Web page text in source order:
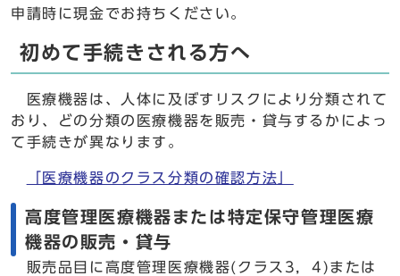
申請時に現金でお持ちください。
初めて手続きされる方へ
医療機器は、人体に及ぼすリスクにより分類されて
おり、どの分類の医療機器を販売・貸与するかによっ
て手続きが異なります。
「医療機器のクラス分類の確認方法」
高度管理医療機器または特定保守管理医療
機器の販売・貸与
販売品目に高度管理医療機器(クラス3，4)または